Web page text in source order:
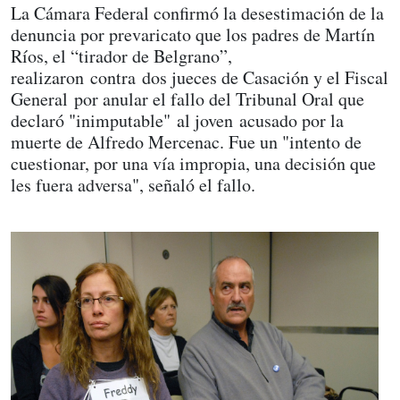
La Cámara Federal confirmó la desestimación de la
denuncia por prevaricato que los padres de Martín
Ríos, el “tirador de Belgrano”,
realizaron contra dos jueces de Casación y el Fiscal
General por anular el fallo del Tribunal Oral que
declaró "inimputable" al joven acusado por la
muerte de Alfredo Mercenac. Fue un "intento de
cuestionar, por una vía impropia, una decisión que
les fuera adversa", señaló el fallo.